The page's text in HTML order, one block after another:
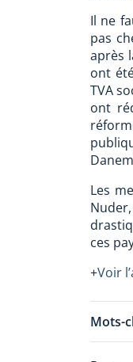
Il ne
pas
après
ont
TVA
ont
Les
ces
+Voir
Mots-